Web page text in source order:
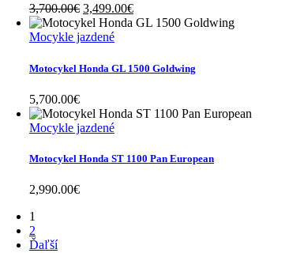
3,700.00€ Original
price
was:
3,499.00€Current
price
Mocykle jazdené
Motocykel Honda GL 1500 Goldwing
5,700.00€
Mocykle jazdené
Motocykel Honda ST 1100 Pan European
2,990.00€
1
2
Ďaľší